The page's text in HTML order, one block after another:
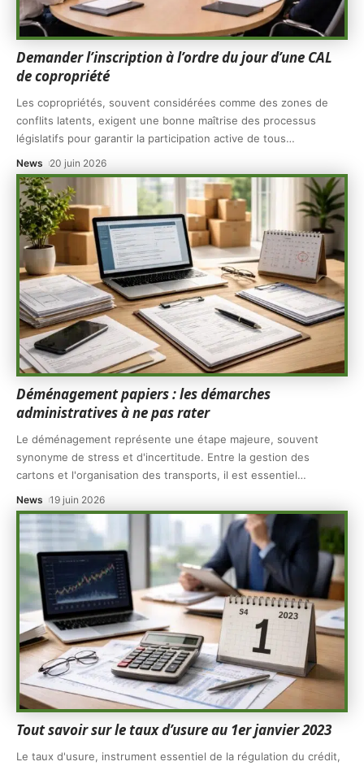
Demander l’inscription à l’ordre du jour d’une CAL
de copropriété
Les copropriétés, souvent considérées comme des zones de
conflits latents, exigent une bonne maîtrise des processus
législatifs pour garantir la participation active de tous…
News 20 juin 2026
Déménagement papiers : les démarches
administratives à ne pas rater
Le déménagement représente une étape majeure, souvent
synonyme de stress et d'incertitude. Entre la gestion des
cartons et l'organisation des transports, il est essentiel…
News 19 juin 2026
Tout savoir sur le taux d’usure au 1er janvier 2023
Le taux d'usure, instrument essentiel de la régulation du crédit,